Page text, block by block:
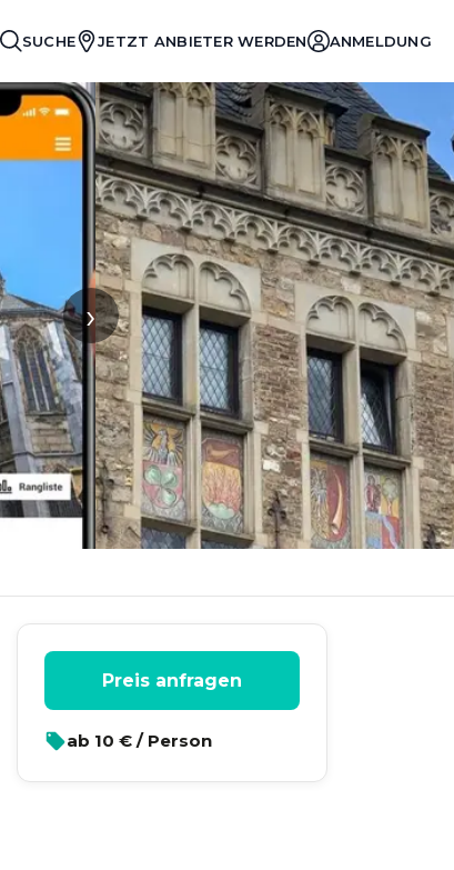
SUCHE JETZT ANBIETER WERDEN ANMELDUNG
›
Preis anfragen
ab 10 € / Person